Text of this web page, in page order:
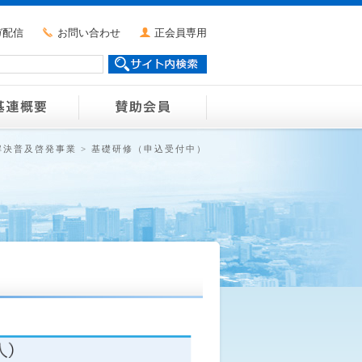
配信 お問い合わせ 正会員専用
普及啓発事業 > 基礎研修（申込受付中）